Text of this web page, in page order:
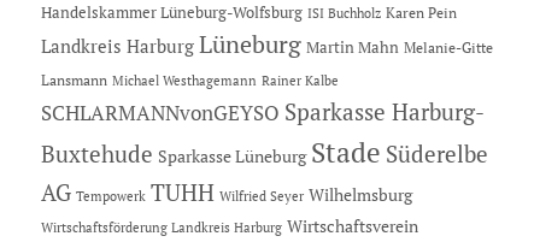
Handelskammer Lüneburg-Wolfsburg ISI Buchholz Karen Pein
Landkreis Harburg Lüneburg Martin Mahn Melanie-Gitte
Lansmann Michael Westhagemann Rainer Kalbe
SCHLARMANNvonGEYSO Sparkasse Harburg-
Buxtehude Sparkasse Lüneburg Stade Süderelbe
AG Tempowerk TUHH Wilfried Seyer Wilhelmsburg
Wirtschaftsförderung Landkreis Harburg Wirtschaftsverein